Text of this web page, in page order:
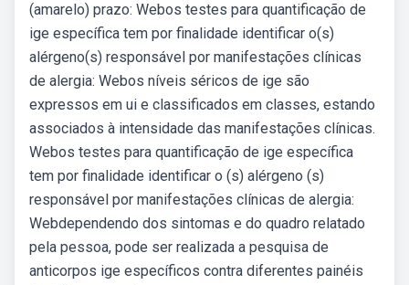
(amarelo) prazo: Webos testes para quantificação de
ige específica tem por finalidade identificar o(s)
alérgeno(s) responsável por manifestações clínicas
de alergia: Webos níveis séricos de ige são
expressos em ui e classificados em classes, estando
associados à intensidade das manifestações clínicas.
Webos testes para quantificação de ige específica
tem por finalidade identificar o (s) alérgeno (s)
responsável por manifestações clínicas de alergia:
Webdependendo dos sintomas e do quadro relatado
pela pessoa, pode ser realizada a pesquisa de
anticorpos ige específicos contra diferentes painéis